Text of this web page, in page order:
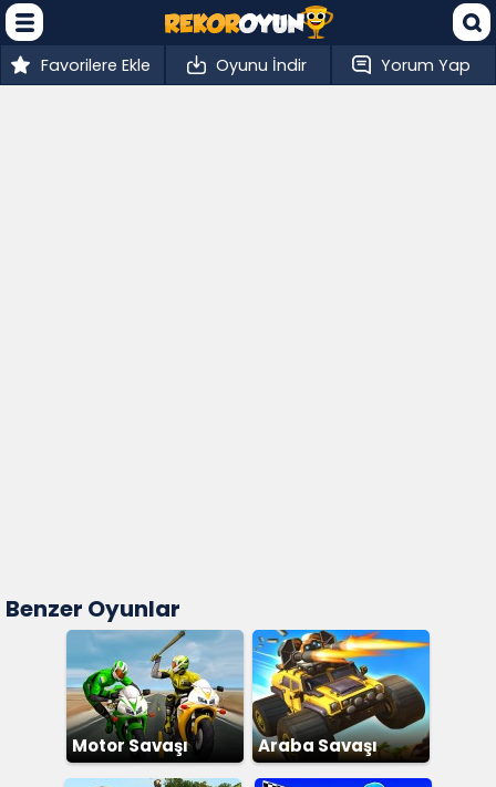
Favorilere Ekle Oyunu İndir Yorum Yap
Benzer Oyunlar
Motor Savaşı Araba Savaşı